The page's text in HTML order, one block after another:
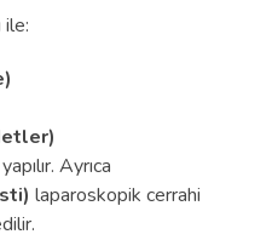
ile:
Ayrıca
laparoskopik cerrahi